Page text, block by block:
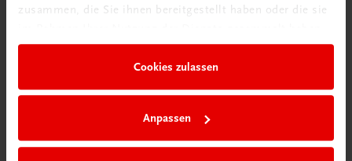
zusammen, die Sie ihnen bereitgestellt haben oder die sie
Cookies zulassen
Anpassen
€ 15,00